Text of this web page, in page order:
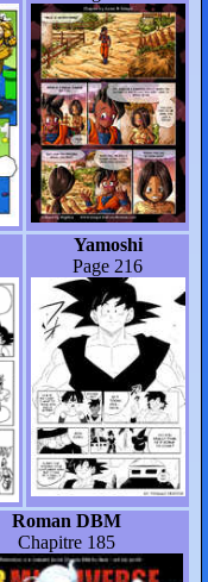
Yamoshi
Page 216
Roman DBM
Chapitre 185